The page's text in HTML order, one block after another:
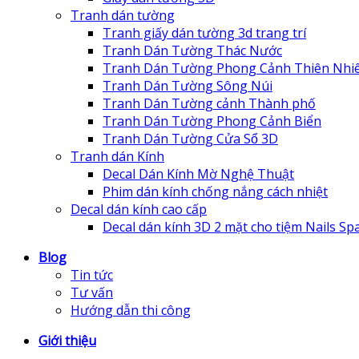
Tranh dán tường
Tranh giấy dán tường 3d trang trí
Tranh Dán Tường Thác Nước
Tranh Dán Tường Phong Cảnh Thiên
Tranh Dán Tường Sông Núi
Tranh Dán Tường cảnh Thành phố
Tranh Dán Tường Phong Cảnh Biển
Tranh Dán Tường Cửa Sổ 3D
Tranh dán Kính
Decal Dán Kính Mờ Nghệ Thuật
Phim dán kính chống nắng cách nhiệt
Decal dán kính cao cấp
Decal dán kính 3D 2 mặt cho tiệm Nails
Blog
Tin tức
Tư vấn
Hướng dẫn thi công
Giới thiệu